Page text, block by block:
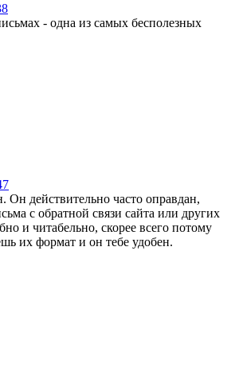
- одна из самых бесполезных
Он действительно часто оправдан,
с обратной связи сайта или других
и читабельно, скорее всего потому
их формат и он тебе удобен.